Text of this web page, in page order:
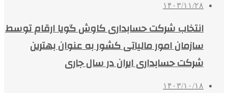
۱۴۰۳/۱۱/۲۸
انتخاب شرکت حسابداری کاوش گویا ارقام توسط
سازمان امور مالیاتی کشور به عنوان بهترین
شرکت حسابداری ایران در سال جاری
۱۴۰۳/۱۰/۱۸